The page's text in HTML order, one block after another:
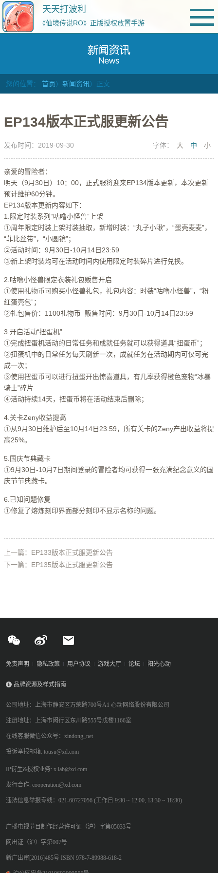
天天打波利
《仙境传说RO》正版授权放置手游
您的位置： 首页〉 新闻资讯 〉正文
EP134版本正式服更新公告
发布时间：2019-09-30 字体： 大 中 小
亲爱的冒险者：
明天（9月30日）10：00，正式服将迎来EP134版本更新，本次更新
预计维护60分钟。
EP134版本更新内容如下：
1.限定时装系列“咕噜小怪兽”上架
①周年限定时装上架时装抽取，新增时装：“丸子小啾”，“蛋壳麦麦”，
“菲比丝带”，“小圆镜”；
②活动时间：9月30日-10月14日23:59
③新上架时装均可在活动时间内使用限定时装碎片进行兑换。
2.咕噜小怪兽限定衣装礼包贩售开启
①使用礼物币可购买小怪兽礼包，礼包内容：时装“咕噜小怪兽”，“粉
红蛋壳包”；
②礼包售价：1100礼物币 贩售时间：9月30日-10月14日23:59
3.开启活动“扭蛋机”
①完成扭蛋机活动的日常任务和成就任务就可以获得道具“扭蛋币”；
②扭蛋机中的日常任务每天刷新一次，成就任务在活动期内可仅可完
成一次；
③使用扭蛋币可以进行扭蛋开出惊喜道具，有几率获得橙色宠物“冰暴
骑士”碎片
④活动持续14天，扭蛋币将在活动结束后删除；
4.关卡Zeny收益提高
①从9月30日维护后至10月14日23:59，所有关卡的Zeny产出收益将提
高25%。
5.国庆节典藏卡
①9月30日-10月7日期间登录的冒险者均可获得一张充满纪念意义的国
庆节节典藏卡。
6.已知问题修复
①修复了熔炼刻印界面部分刻印不显示名称的问题。
上一篇：EP133版本正式服更新公告
下一篇：EP135版本正式服更新公告
免责声明 隐私政策 用户协议 游戏大厅 论坛 阳光心动
品牌资源及样式指南
公司地址：上海市静安区万荣路700号A1 心动网络股份有限公司
注册地址：上海市闵行区东川路555号戊楼1166室
在线客服微信公众号：xindong_net
投诉举报邮箱: tousu@xd.com
IP衍生&授权业务: x.lab@xd.com
发行合作: cooperation@xd.com
违法信息举报专线：021-60727056 (工作日 9:30 ~ 12:00, 13:30 ~ 18:30)
广播电视节目制作经营许可证（沪）字第05033号
网出证（沪）字第007号
新广出审[2016]485号 ISBN 978-7-89988-618-2